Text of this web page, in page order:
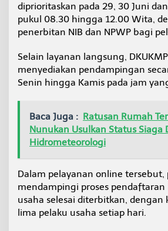
diprioritaskan pada 29, 30 Juni
pukul 08.30 hingga 12.00 Wita,
penerbitan NIB dan NPWP bagi
Selain layanan langsung,
menyediakan pendampingan
Senin hingga Kamis pada jam
Baca Juga : Ratusan Rumah
Nunukan Usulkan Status Siaga
Hidrometeorologi
Dalam pelayanan online tersebut,
mendampingi proses
usaha selesai diterbitkan, dengan
lima pelaku usaha setiap hari.